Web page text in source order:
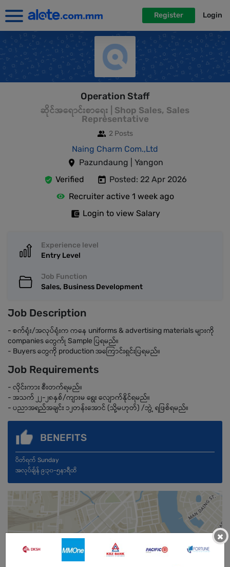
Register Login
Operation Staff
ဆိုင်အရောင်းစာရေး | Shop Sales, Sales
Representative
2 Posts
Naing Charm Com.,Ltd
Pazundaung | Yangon
Verified
Posted: 22 Apr 2026
Recruiter active 1 week ago
Login to view Salary
Experience level
Entry Level
Job Function
Sales, Business Development
Job Description
- စက်ရုံး/အလုပ်ရုံးက ကနေ uniforms & advertising materials များကို
companies တွေက်ု Sample ပြရမည်။
- Buyers တွေကို production အကြောင်းရှင်းပြရမည်။
Job Requirements
- လိုင်းကား စီးတက်ရမည်။
- အသက် ၂၂-၂၈နှစ်/ကျားမ ရွေး လျောက်နိုင်ရမည်။
- ပညာအရည်အချင်း ၁၂တန်းအောင် (သို့မဟုတ်) /ဘွဲ့ ရဖြစ်ရမည်။
BENEFITS
ပိတ်ရက် Sunday
အလုပ်ချ်န် ၉:၃၀-၅နာရီထိ
×